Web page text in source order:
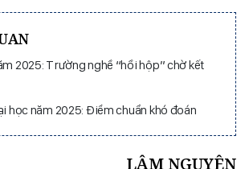
2025: Trường nghề “hồi hộp” chờ kết
học năm 2025: Điểm chuẩn khó đoán
LÂM NGUYÊN